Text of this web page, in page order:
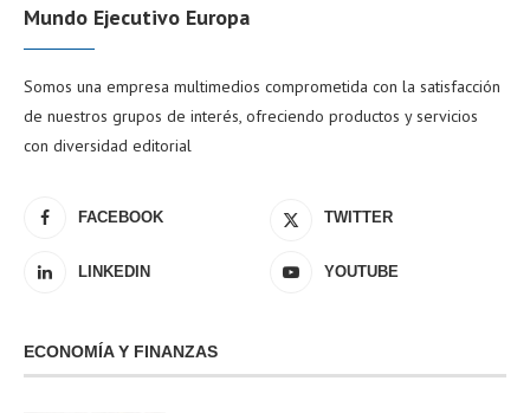
Mundo Ejecutivo Europa
Somos una empresa multimedios comprometida con la satisfacción
de nuestros grupos de interés, ofreciendo productos y servicios
con diversidad editorial
FACEBOOK TWITTER
LINKEDIN YOUTUBE
ECONOMÍA Y FINANZAS